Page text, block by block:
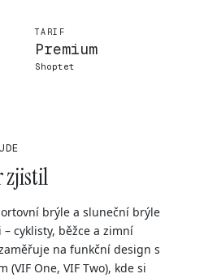
TARIF
Premium
Shoptet
zjistil
brýle a sluneční brýle
cyklisty, běžce a zimní
na funkční design s
One, VIF Two), kde si